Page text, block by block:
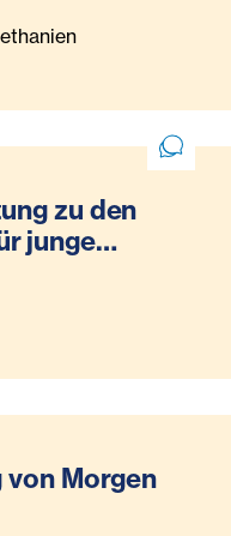
zu den
junge
von Morgen